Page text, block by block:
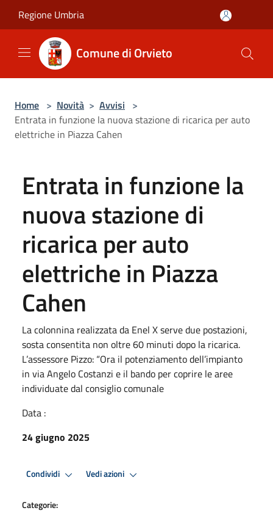
Regione Umbria
Comune di Orvieto
Home > Novità > Avvisi >
Entrata in funzione la nuova stazione di ricarica per auto
elettriche in Piazza Cahen
Entrata in funzione la
nuova stazione di
ricarica per auto
elettriche in Piazza
Cahen
La colonnina realizzata da Enel X serve due postazioni,
sosta consentita non oltre 60 minuti dopo la ricarica.
L’assessore Pizzo: “Ora il potenziamento dell’impianto
in via Angelo Costanzi e il bando per coprire le aree
individuate dal consiglio comunale
Data :
24 giugno 2025
Condividi Vedi azioni
Categorie: